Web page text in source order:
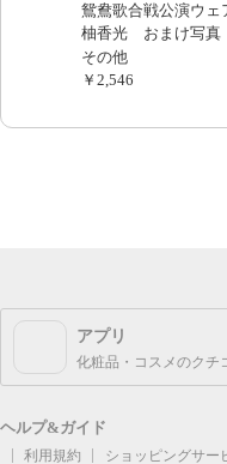
鴛鴦歌合戦公演ウ
柚香光 おまけ写真
その他
￥2,546
アプリ
化粧品・コスメのクチ
ヘルプ&ガイド
利用規約 ショッピングサー